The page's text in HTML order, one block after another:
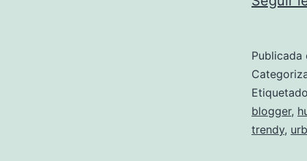
Publicada
blogger,
trendy,